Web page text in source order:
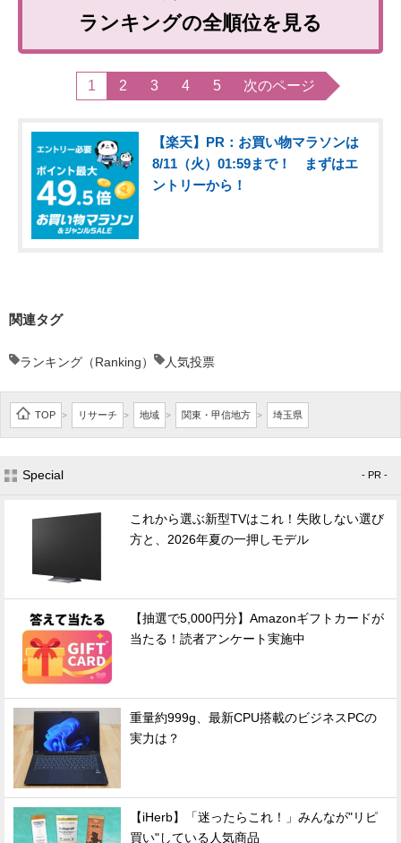
ランキングの全順位を見る
1 2 3 4 5 次のページ
【楽天】PR：お買い物マラソンは
8/11（火）01:59まで！ まずはエ
ントリーから！
関連タグ
ランキング（Ranking） 人気投票
TOP > リサーチ > 地域 > 関東・甲信地方 > 埼玉県
Special - PR -
これから選ぶ新型TVはこれ！失敗しない選び
方と、2026年夏の一押しモデル
【抽選で5,000円分】Amazonギフトカードが
当たる！読者アンケート実施中
重量約999g、最新CPU搭載のビジネスPCの
実力は？
【iHerb】「迷ったらこれ！」みんなが"リピ
買い"している人気商品